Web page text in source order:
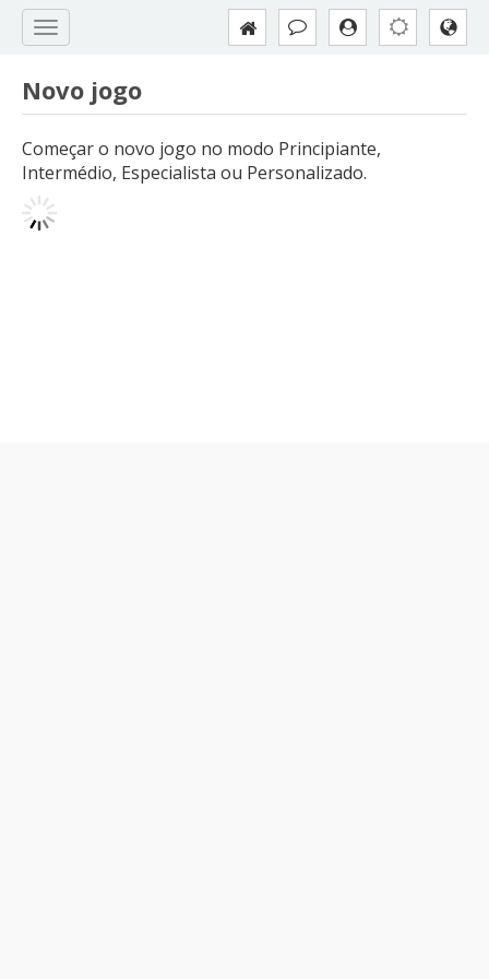
Novo jogo
Começar o novo jogo no modo Principiante,
Intermédio, Especialista ou Personalizado.